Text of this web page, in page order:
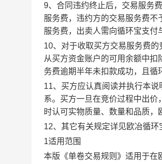
9、合同违约终止后，交易服务
服务费，违约方的交易服务费
服务费，出卖人需向循环宝支付
10、对于收取买方交易服务费
从买方资金账户的可用余额中
务费逾期半年未扣款成功，且循
11、买方应认真阅读并执行本
系。买方一旦在竞价过程中出价
时认可实物质量、数量和品质，
12、其它有关规定详见欧冶循环
1适用范围
本版《单卷交易规则》适用于在